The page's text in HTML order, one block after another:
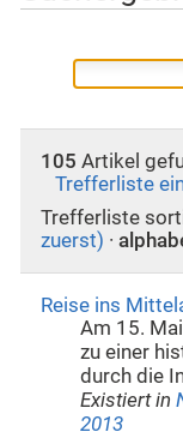
105 Artikel
Trefferliste
Trefferliste
zuerst) ·
Reise ins
Am 15.
zu einer
durch die
Existiert in
2013